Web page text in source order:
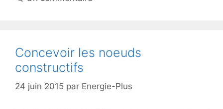
Concevoir les noeuds
constructifs
24 juin 2015 par Energie-Plus